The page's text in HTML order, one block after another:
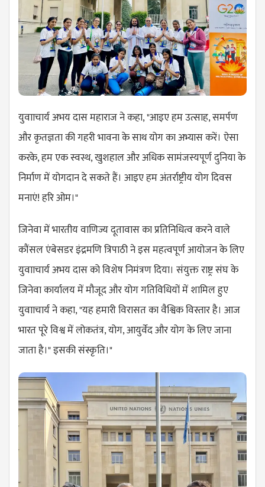
युवााचार्य अभय दास महाराज ने कहा, "आइए हम उत्साह, समर्पण
और कृतज्ञता की गहरी भावना के साथ योग का अभ्यास करें। ऐसा
करके, हम एक स्वस्थ, खुशहाल और अधिक सामंजस्यपूर्ण दुनिया के
निर्माण में योगदान दे सकते हैं। आइए हम अंतर्राष्ट्रीय योग दिवस
मनाएं! हरि ओम।"
जिनेवा में भारतीय वाणिज्य दूतावास का प्रतिनिधित्व करने वाले
कौंसल एंबेसडर इंद्रमणि त्रिपाठी ने इस महत्वपूर्ण आयोजन के लिए
युवााचार्य अभय दास को विशेष निमंत्रण दिया। संयुक्त राष्ट्र संघ के
जिनेवा कार्यालय में मौजूद और योग गतिविधियों में शामिल हुए
युवााचार्य ने कहा, "यह हमारी विरासत का वैश्विक विस्तार है। आज
भारत पूरे विश्व में लोकतंत्र, योग, आयुर्वेद और योग के लिए जाना
जाता है।" इसकी संस्कृति।"